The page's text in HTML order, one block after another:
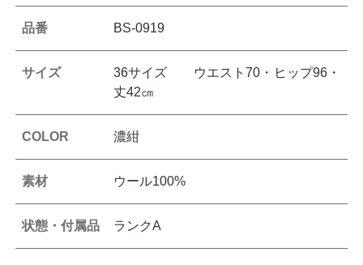
品番 BS-0919
サイズ
36サイズ ウエスト70・ヒップ96・
丈42㎝
COLOR 濃紺
素材 ウール100%
状態・付属品 ランクA